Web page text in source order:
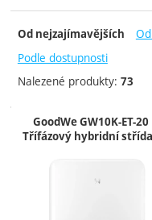
Cena (Kč)
Dostupnost
Skladem
Skladem poslední kus
2 týdny
Na dotaz
Od nejzajímavějších
Podle dostupnosti
Nalezené produkty: 73
Produkty
GoodWe GW10K-ET-20
Třífázový hybridní